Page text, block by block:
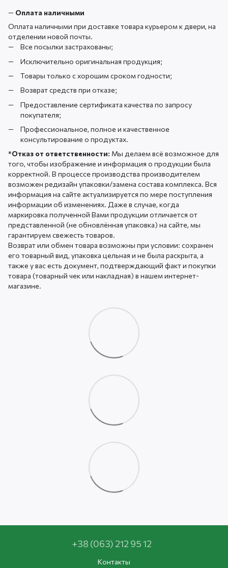
— Оплата наличными
Оплата наличными при доставке товара курьером к двери, на
отделении новой почты.
Все посылки застрахованы;
Исключительно оригинальная продукция;
Товары только с хорошим сроком годности;
Возврат средств при отказе;
Предоставление сертификата качества по запросу
покупателя;
Профессиональное, полное и качественное
консультирование о продуктах.
*Отказ от ответственности: Мы делаем всё возможное для
того, чтобы изображение и информация о продукции была
корректной. В процессе производства производителем
возможен редизайн упаковки/замена состава комплекса. Вся
информация на сайте актуализируется по мере поступления
информации об изменениях. Даже в случае, когда
маркировка полученной Вами продукции отличается от
представленной (не обновлённая упаковка) на сайте, мы
гарантируем свежесть товаров.
Возврат или обмен товара возможны при условии: сохранен
его товарный вид, упаковка цельная и не была раскрыта, а
также у вас есть документ, подтверждающий факт и покупки
товара (товарный чек или накладная) в нашем интернет-
магазине.
+38 (063) 212 95 12
Контакты